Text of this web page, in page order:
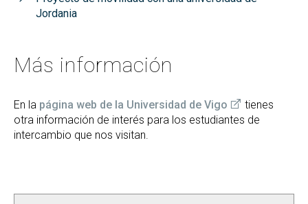
Jordania
Más información
En la página web de la Universidad de Vigo
tienes
otra información de interés para los estudiantes de
intercambio que nos visitan.